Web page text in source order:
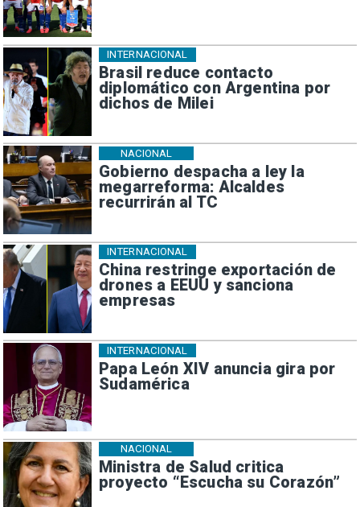
Brasil reduce contacto
diplomático con Argentina por
dichos de Milei
INTERNACIONAL
Gobierno despacha a ley la
megarreforma: Alcaldes
recurrirán al TC
NACIONAL
China restringe exportación de
drones a EEUU y sanciona
empresas
INTERNACIONAL
Papa León XIV anuncia gira por
Sudamérica
INTERNACIONAL
Ministra de Salud critica
proyecto “Escucha su Corazón”
NACIONAL